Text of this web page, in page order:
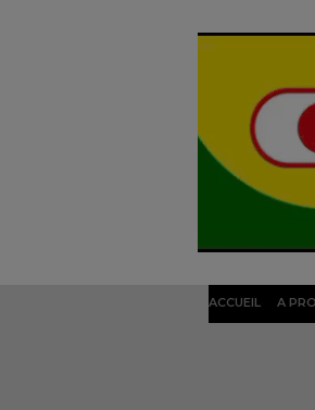
ACCUEIL A